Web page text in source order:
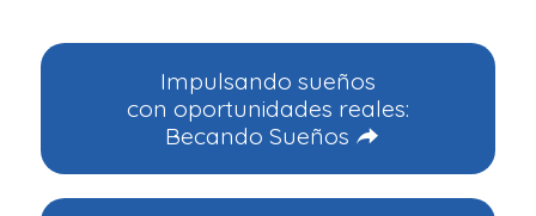
Impulsando sueños
con oportunidades reales:
Becando Sueños